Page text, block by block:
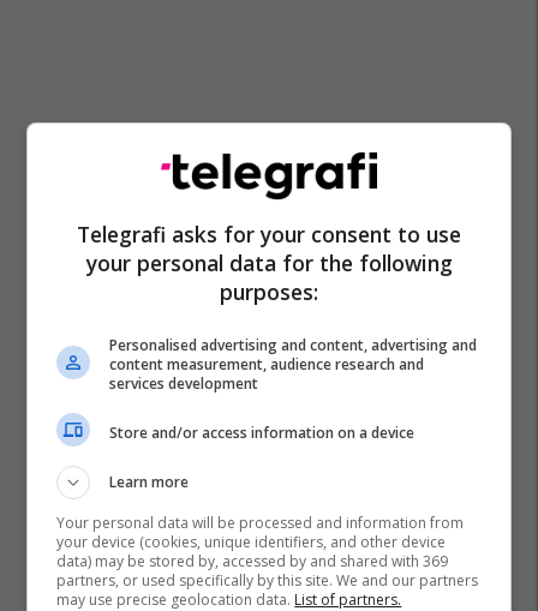
Telegrafi asks for your consent to use
your personal data for the following
purposes:
Personalised advertising and content, advertising and
content measurement, audience research and
services development
Store and/or access information on a device
Learn more
Your personal data will be processed and information from
your device (cookies, unique identifiers, and other device
data) may be stored by, accessed by and shared with 369
partners, or used specifically by this site. We and our partners
may use precise geolocation data. List of partners.